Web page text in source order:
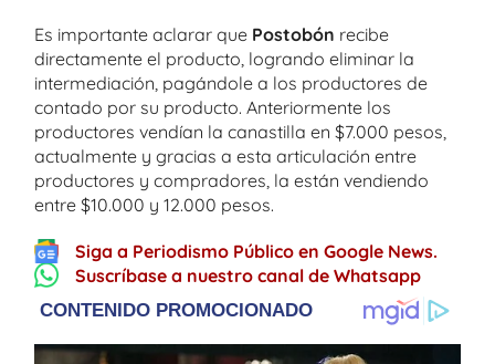
Es importante aclarar que Postobón recibe
directamente el producto, logrando eliminar la
intermediación, pagándole a los productores de
contado por su producto. Anteriormente los
productores vendían la canastilla en $7.000 pesos,
actualmente y gracias a esta articulación entre
productores y compradores, la están vendiendo
entre $10.000 y 12.000 pesos.
Siga a Periodismo Público en Google News.
Suscríbase a nuestro canal de Whatsapp